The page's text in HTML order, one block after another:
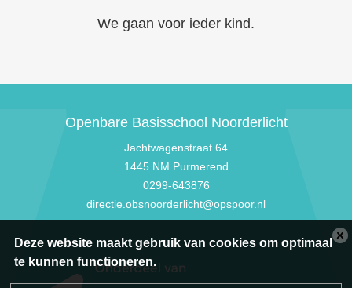
We gaan voor ieder kind.
Openbare Basisschool Noorderlicht
Jachtwagenstraat 64
1445 NM Purmerend
0299-643876
directie.obsnoorderlicht@opspoor.nl
Deze website maakt gebruik van cookies om optimaal
te kunnen functioneren.